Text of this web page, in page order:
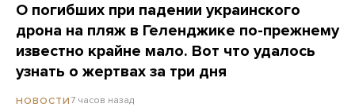
О погибших при падении украинского
дрона на пляж в Геленджике по-прежнему
известно крайне мало. Вот что удалось
узнать о жертвах за три дня
НОВОСТИ7 часов назад